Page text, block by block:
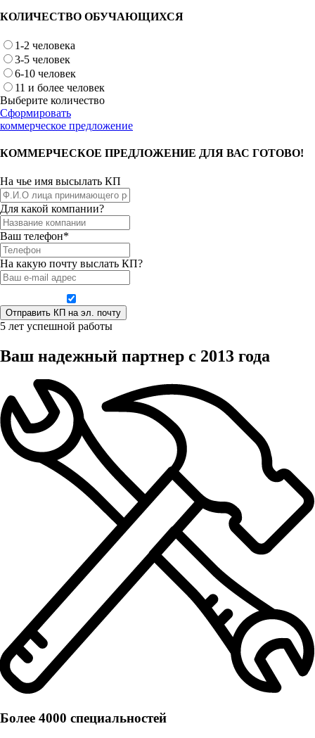
КОЛИЧЕСТВО ОБУЧАЮЩИХСЯ
1-2 человека
3-5 человек
6-10 человек
11 и более человек
Выберите количество
Сформировать
коммерческое предложение
КОММЕРЧЕСКОЕ ПРЕДЛОЖЕНИЕ ДЛЯ ВАС ГОТОВО!
На чье имя высылать КП
Для какой компании?
Ваш телефон*
На какую почту выслать КП?
5 лет успешной работы
Ваш надежный партнер с 2013 года
Более 4000 специальностей